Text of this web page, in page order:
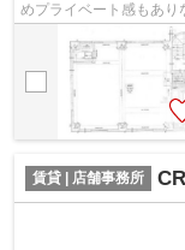
めプライベート感もあり
サロンにおすすめ♪（※1
賃貸 | 店舗事務所